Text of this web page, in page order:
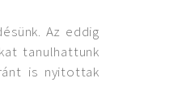
Az eddig
tanulhattunk
is nyitottak